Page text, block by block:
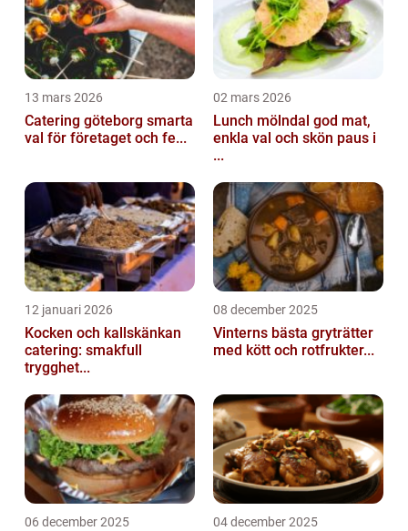
13 mars 2026
Catering göteborg smarta
val för företaget och fe...
02 mars 2026
Lunch mölndal god mat,
enkla val och skön paus i
...
12 januari 2026
Kocken och kallskänkan
catering: smakfull
trygghet...
08 december 2025
Vinterns bästa gryträtter
med kött och rotfrukter...
06 december 2025 04 december 2025